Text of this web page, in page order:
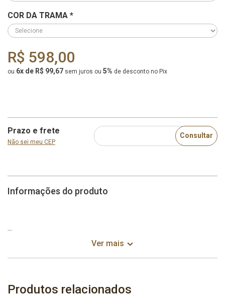
COR DA TRAMA *
R$ 598,00
ou 6x de R$ 99,67 sem juros ou 5% de desconto no Pix
Prazo e frete
Não sei meu CEP
Consultar
Informações do produto
Cadeira Clara
Ver mais
Produtos relacionados